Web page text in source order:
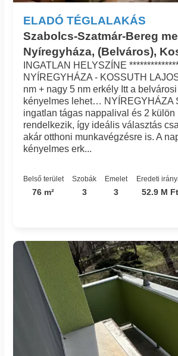
ELADÓ TÉGLALAKÁS
Szabolcs-Szatmár-Bereg
Nyíregyháza, (Belváros),
INGATLAN HELYSZÍNE
NYÍREGYHÁZA - KOSSUTH
nm + nagy 5 nm erkély Itt a
kényelmes lehet… NYÍREGYHÁZA
ingatlan tágas nappalival és 2 külön
rendelkezik, így ideális választás
akár otthoni munkavégzésre is. A
kényelmes erk...
Belső terület
76 m²
Szobák
3
Emelet
3
Eredeti
52.9 M Ft